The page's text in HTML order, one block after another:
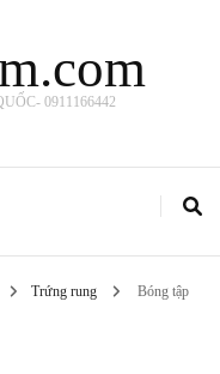
0911166442
Trứng rung
Bóng tập